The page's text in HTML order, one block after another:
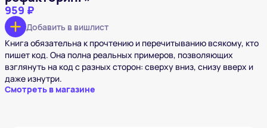
959 ₽
Добавить в вишлист
Книга обязательна к прочтению и перечитыванию всякому, кто
пишет код. Она полна реальных примеров, позволяющих
взглянуть на код с разных сторон: сверху вниз, снизу вверх и
даже изнутри.
Смотреть в магазине